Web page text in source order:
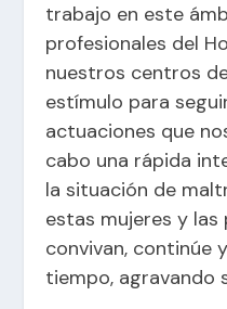
trabajo en este
profesionales del
nuestros centros
estímulo para
actuaciones que
cabo una rápida
la situación de
estas mujeres y las
convivan, continúe
tiempo, agravando